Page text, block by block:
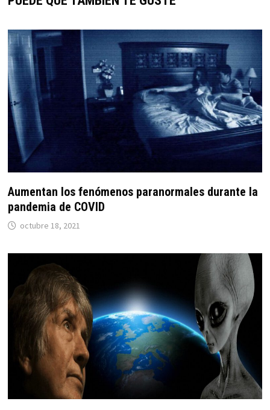
Aumentan los fenómenos paranormales durante la
pandemia de COVID
octubre 18, 2021